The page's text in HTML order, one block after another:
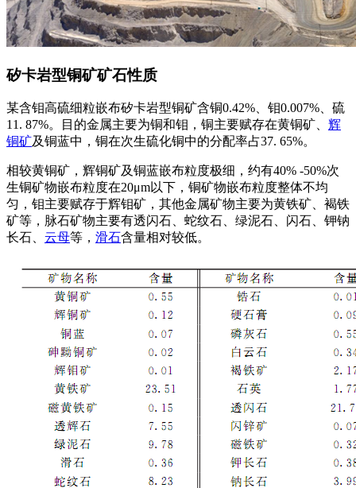
矽卡岩型铜矿矿石性质
某含钼高硫细粒嵌布矽卡岩型铜矿含铜0.42%、钼0.007%、硫
11. 87%。目的金属主要为铜和钼，铜主要赋存在黄铜矿、 辉
铜矿及铜蓝中，铜在次生硫化铜中的分配率占37. 65%。
相较黄铜矿，辉铜矿及铜蓝嵌布粒度极细，约有40% -50%次
生铜矿物嵌布粒度在20μm以下，铜矿物嵌布粒度整体不均
匀，钼主要赋存于辉钼矿，其他金属矿物主要为黄铁矿、褐铁
矿等，脉石矿物主要有透闪石、蛇纹石、绿泥石、闪石、钾钠
长石、 云母等， 滑石含量相对较低。